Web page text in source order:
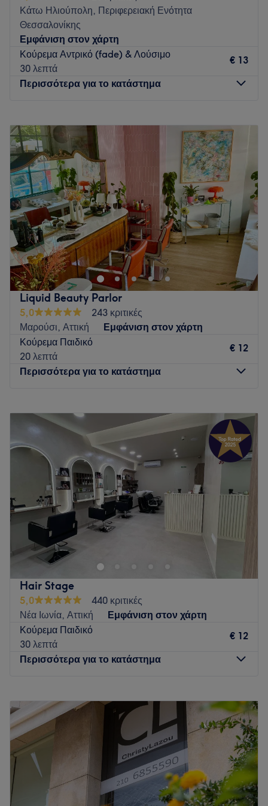
Κάτω Ηλιούπολη, Περιφερειακή Ενότητα
Θεσσαλονίκης
Εμφάνιση στον χάρτη
Κούρεμα Αντρικό (fade) & Λούσιμο
30 λεπτά
€ 13
Περισσότερα για το κατάστημα
Τρίτη
10:00–20:30
Τετάρτη
10:00–20:30
Πέμπτη
10:00–20:30
Παρασκευή
10:00–20:30
Σάββατο
10:00–15:30
Κυριακή
Κλειστό
Minimal αισθητική. Απόλυτη φροντίδα. Στο Out of Line δεν
ακολουθούμε τους κανόνες - τους φτιάχνουμε. Μοντέρνα
κουρέματα, χαλαρό vibe και προσοχή στη λεπτομέρεια.
Go to venue
Liquid Beauty Parlor
5,0
243 κριτικές
Μαρούσι, Αττική
Εμφάνιση στον χάρτη
Κούρεμα Παιδικό
20 λεπτά
€ 12
Περισσότερα για το κατάστημα
Τρίτη
21:00
Τετάρτη
09:00
16:00
Πέμπτη
–21:00
Παρασκευή
09:00–
21:00
Σάββατο
09:00
Κυριακή
Κλειστό
Go to venue
Hair Stage
5,0
440 κριτικές
Νέα Ιωνία, Αττική
Εμφάνιση στον χάρτη
Κούρεμα Παιδικό
30 λεπτά
€ 12
Περισσότερα για το κατάστημα
Τρίτη
20:00
Τετάρτη
09:00–16:00
Πέμπτη
09:00 – 20:00
Παρασκευή
09:00
20:00
Σάββατο
09:00
16:00
Κυριακή
Κλειστό